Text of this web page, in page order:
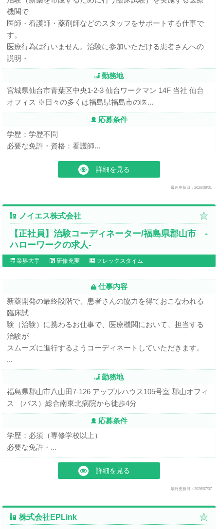
機関で
医師・看護師・薬剤師などのスタッフをサポートする仕事で
す。
医療行為は行いません。治験に参加いただける患者さんへの
説明・
勤務地
宮城県仙台市青葉区中央1-2-3 仙台ワークマン 14F 当社 仙台
オフィス ※日々の多くは福島県福島市の医...
応募条件
学歴：学歴不問
必要な免許・資格：看護師...
詳細を見る
最終更新日：2026/08/01
ノイエス株式会社
【正社員】治験コーディネーター/福島県郡山市 -
ハローワークの求人-
業界大手 研修充実 フレックスタイム
仕事内容
新薬開発の最終段階で、患者さんの協力を得ておこなわれる
臨床試
験（治験）に携わるお仕事で、医療機関において、担当する
治験が
スムーズに進行するようコーディネートしていただきます。
...
勤務地
福島県郡山市八山田7-126 アップルハウス105号室 郡山オフィ
ス （バス）総合南東北病院から徒歩4分
応募条件
学歴：必須（専修学校以上）
必要な免許・...
詳細を見る
最終更新日：2026/07/07
株式会社EPLink